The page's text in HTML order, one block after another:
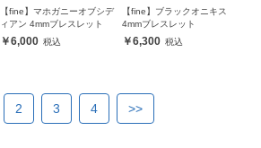
【fine】マホガニーオブシデ
ィアン 4mmブレスレット
6,000
【fine】ブラックオニキス
4mmブレスレット
6,300
2 3 4 >>